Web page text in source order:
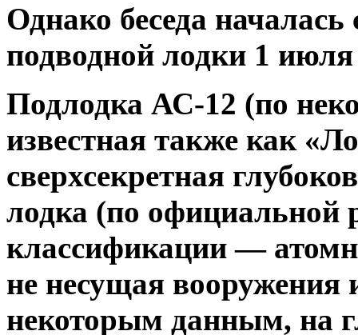
Однако беседа
подводной лодки 1
Подлодка АС-12 (по
известная также как
сверхсекретная
лодка (по официальной
классификации —
не несущая вооружения
некоторым данным, на